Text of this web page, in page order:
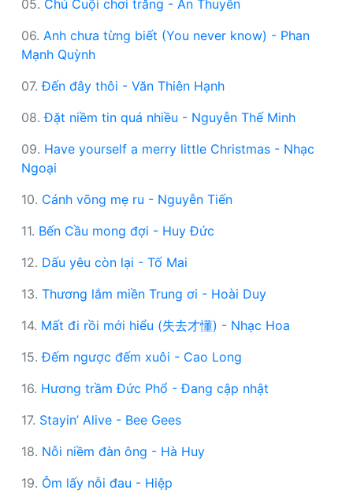
05. Chú Cuội chơi trăng - An Thuyên
06. Anh chưa từng biết (You never know) - Phan
Mạnh Quỳnh
07.Đến đây thôi - Văn Thiên Hạnh
08.Đặt niềm tin quá nhiều - Nguyễn Thế Minh
09. Have yourself a merry little Christmas - Nhạc
Ngoại
10. Cánh võng mẹ ru - Nguyễn Tiến
11. Bến Cầu mong đợi - Huy Đức
12. Dấu yêu còn lại - Tố Mai
13. Thương lắm miền Trung ơi - Hoài Duy
14. Mất đi rồi mới hiểu (失去才懂) - Nhạc Hoa
15.Đếm ngược đếm xuôi - Cao Long
16. Hương trầm Đức Phổ - Đang cập nhật
17. Stayin’ Alive - Bee Gees
18. Nỗi niềm đàn ông - Hà Huy
19. Ôm lấy nỗi đau - Hiệp